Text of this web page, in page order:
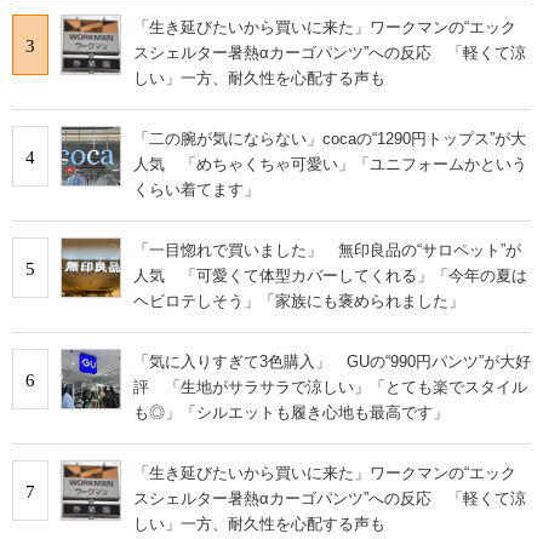
3
「生き延びたいから買いに来た」ワークマンの“エック
スシェルター暑熱αカーゴパンツ”への反応 「軽くて涼
しい」一方、耐久性を心配する声も
4
「二の腕が気にならない」cocaの“1290円トップス”が大
人気 「めちゃくちゃ可愛い」「ユニフォームかという
くらい着てます」
5
「一目惚れで買いました」 無印良品の“サロペット”が
人気 「可愛くて体型カバーしてくれる」「今年の夏は
ヘビロテしそう」「家族にも褒められました」
6
「気に入りすぎて3色購入」 GUの“990円パンツ”が大好
評 「生地がサラサラで涼しい」「とても楽でスタイル
も◎」「シルエットも履き心地も最高です」
7
「生き延びたいから買いに来た」ワークマンの“エック
スシェルター暑熱αカーゴパンツ”への反応 「軽くて涼
しい」一方、耐久性を心配する声も